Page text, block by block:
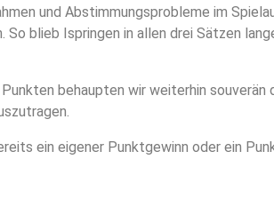
und Abstimmungsprobleme im
blieb Ispringen in allen drei Sätzen
behaupten wir weiterhin souverän
ein eigener Punktgewinn oder ein